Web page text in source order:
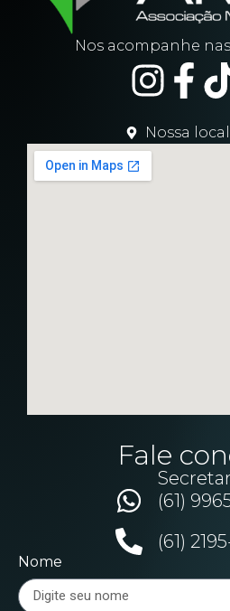
Nos acompanhe
Nossa
Fale
(61)
(61)
Nome